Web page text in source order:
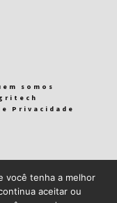
somos
Privacidade
em nosso
Você pode
você tenha a melhor
aceitar ou